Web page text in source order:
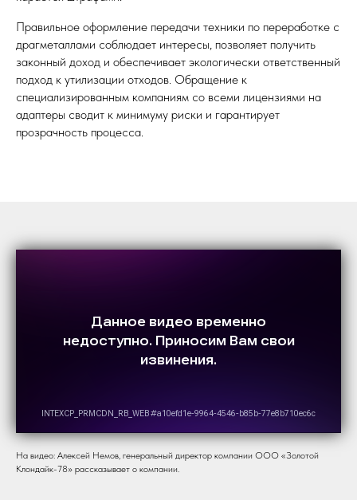
Правильное оформление передачи техники по переработке с
драгметаллами соблюдает интересы, позволяет получить
законный доход и обеспечивает экологически ответственный
подход к утилизации отходов. Обращение к
специализированным компаниям со всеми лицензиями на
адаптеры сводит к минимуму риски и гарантирует
прозрачность процесса.
На видео: Алексей Немов, генеральный директор компании ООО «Золотой
Клондайк-78» рассказывает о компании.